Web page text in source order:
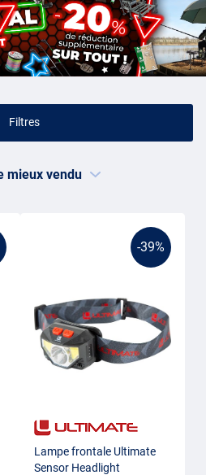
Filtres
-39%
Lampe frontale Ultimate
Sensor Headlight